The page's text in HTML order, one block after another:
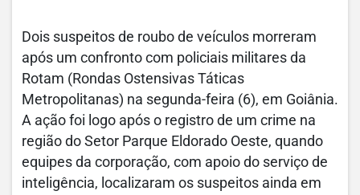
Dois suspeitos de roubo de veículos morreram
após um confronto com policiais militares da
Rotam (Rondas Ostensivas Táticas
Metropolitanas) na segunda-feira (6), em Goiânia.
A ação foi logo após o registro de um crime na
região do Setor Parque Eldorado Oeste, quando
equipes da corporação, com apoio do serviço de
inteligência, localizaram os suspeitos ainda em